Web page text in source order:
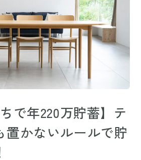
で年220万貯蓄】テ
置かないルールで貯